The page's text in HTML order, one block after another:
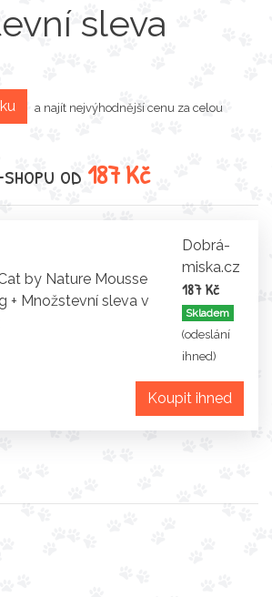
sleva
a najít nejvýhodnější cenu za celou
od 187 Kč
Dobrá-
miska.cz
187 Kč
Skladem
(odeslání
ihned)
Koupit ihned